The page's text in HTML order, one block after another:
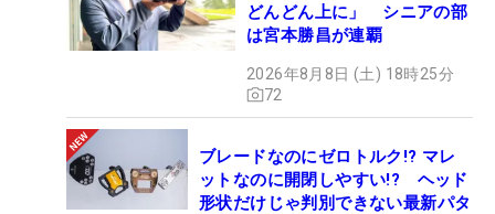
どんどん上に」 シニアの部
は宮本勝昌が連覇
2026年8月8日 (土) 18時25分
72
ブレードなのにゼロトルク!? マレ
ットなのに開閉しやすい!? ヘッド
形状だけじゃ判別できない最新パタ